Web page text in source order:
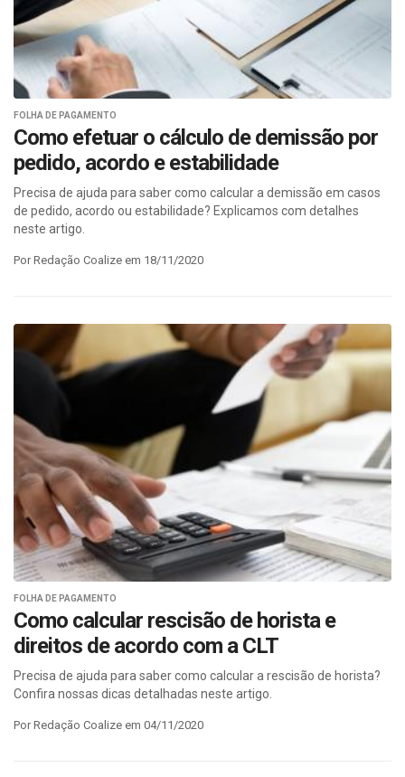
FOLHA DE PAGAMENTO
Como efetuar o cálculo de demissão por
pedido, acordo e estabilidade
Precisa de ajuda para saber como calcular a demissão em casos
de pedido, acordo ou estabilidade? Explicamos com detalhes
neste artigo.
Por Redação Coalize em 18/11/2020
FOLHA DE PAGAMENTO
Como calcular rescisão de horista e
direitos de acordo com a CLT
Precisa de ajuda para saber como calcular a rescisão de horista?
Confira nossas dicas detalhadas neste artigo.
Por Redação Coalize em 04/11/2020